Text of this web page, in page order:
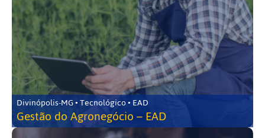
Divinópolis-MG • Tecnológico • EAD
Gestão do Agronegócio – EAD